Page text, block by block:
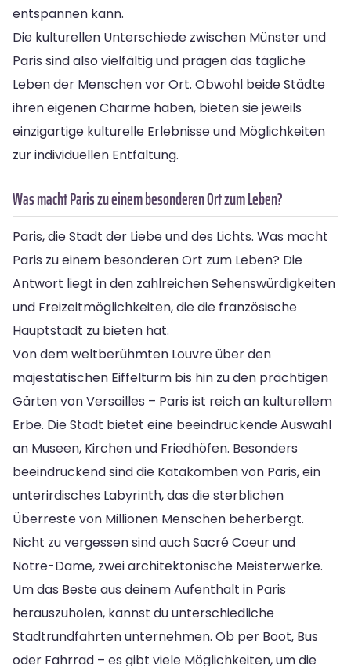
entspannen kann.
Die kulturellen Unterschiede zwischen Münster und
Paris sind also vielfältig und prägen das tägliche
Leben der Menschen vor Ort. Obwohl beide Städte
ihren eigenen Charme haben, bieten sie jeweils
einzigartige kulturelle Erlebnisse und Möglichkeiten
zur individuellen Entfaltung.
Was macht Paris zu einem besonderen Ort zum Leben?
Paris, die Stadt der Liebe und des Lichts. Was macht
Paris zu einem besonderen Ort zum Leben? Die
Antwort liegt in den zahlreichen Sehenswürdigkeiten
und Freizeitmöglichkeiten, die die französische
Hauptstadt zu bieten hat.
Von dem weltberühmten Louvre über den
majestätischen Eiffelturm bis hin zu den prächtigen
Gärten von Versailles – Paris ist reich an kulturellem
Erbe. Die Stadt bietet eine beeindruckende Auswahl
an Museen, Kirchen und Friedhöfen. Besonders
beeindruckend sind die Katakomben von Paris, ein
unterirdisches Labyrinth, das die sterblichen
Überreste von Millionen Menschen beherbergt.
Nicht zu vergessen sind auch Sacré Coeur und
Notre-Dame, zwei architektonische Meisterwerke.
Um das Beste aus deinem Aufenthalt in Paris
herauszuholen, kannst du unterschiedliche
Stadtrundfahrten unternehmen. Ob per Boot, Bus
oder Fahrrad – es gibt viele Möglichkeiten, um die